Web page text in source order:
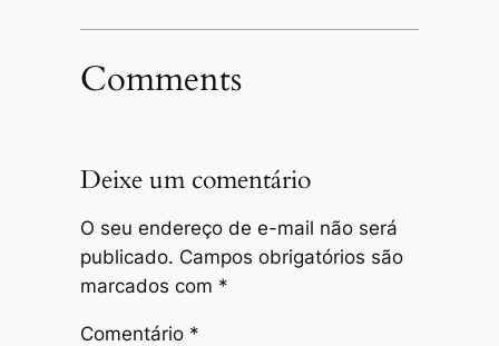
Comments
Deixe um comentário
O seu endereço de e-mail não será
publicado. Campos obrigatórios são
marcados com *
Comentário *